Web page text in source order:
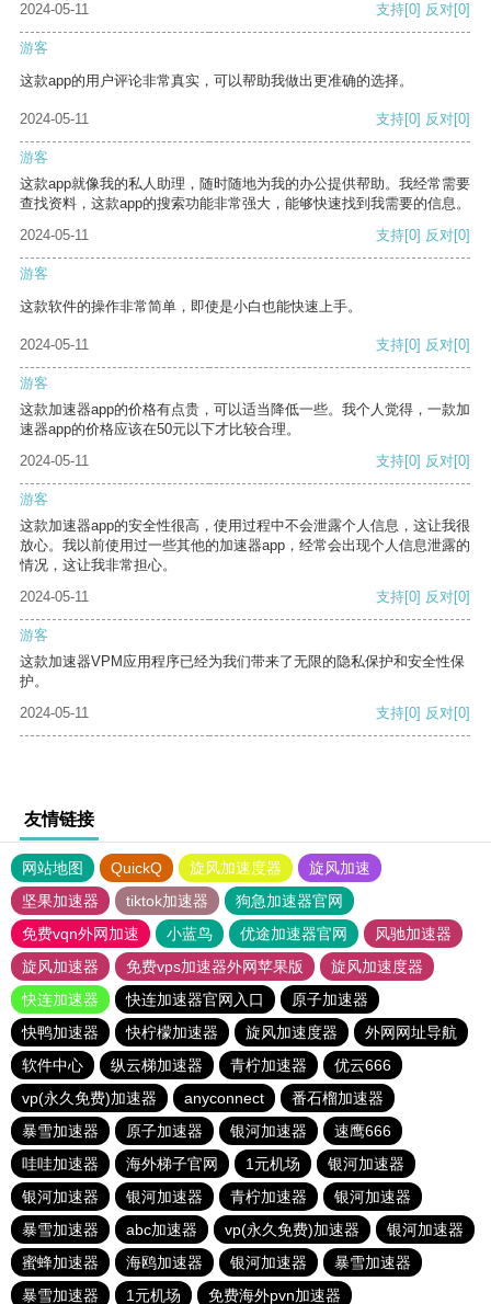
2024-05-11
支持[0] 反对[0]
游客
这款app的用户评论非常真实，可以帮助我做出更准确的选择。
2024-05-11 支持[0] 反对[0]
游客
这款app就像我的私人助理，随时随地为我的办公提供帮助。我经常需要
查找资料，这款app的搜索功能非常强大，能够快速找到我需要的信息。
2024-05-11
支持[0] 反对[0]
游客
这款软件的操作非常简单，即使是小白也能快速上手。
2024-05-11 支持[0] 反对[0]
游客
这款加速器app的价格有点贵，可以适当降低一些。我个人觉得，一款加
速器app的价格应该在50元以下才比较合理。
2024-05-11
支持[0] 反对[0]
游客
这款加速器app的安全性很高，使用过程中不会泄露个人信息，这让我很
放心。我以前使用过一些其他的加速器app，经常会出现个人信息泄露的
情况，这让我非常担心。
2024-05-11
支持[0] 反对[0]
游客
这款加速器VPM应用程序已经为我们带来了无限的隐私保护和安全性保
护。
2024-05-11
支持[0] 反对[0]
友情链接
网站地图 QuickQ 旋风加速度器
旋风加速
坚果加速器
tiktok加速器
狗急加速器官网
免费vqn外网加速
小蓝鸟 优途加速器官网
风驰加速器
旋风加速器
免费vps加速器外网苹果版
旋风加速度器
快连加速器
快连加速器官网入口
原子加速器
快鸭加速器
快柠檬加速器 旋风加速度器
外网网址导航
软件中心
纵云梯加速器 青柠加速器
优云666
vp(永久免费)加速器
anyconnect
番石榴加速器
暴雪加速器
原子加速器 银河加速器
速鹰666
哇哇加速器
海外梯子官网 1元机场
银河加速器
银河加速器
银河加速器 青柠加速器
银河加速器
暴雪加速器
abc加速器 vp(永久免费)加速器
银河加速器
蜜蜂加速器
海鸥加速器 银河加速器
暴雪加速器
暴雪加速器
1元机场 免费海外pvn加速器